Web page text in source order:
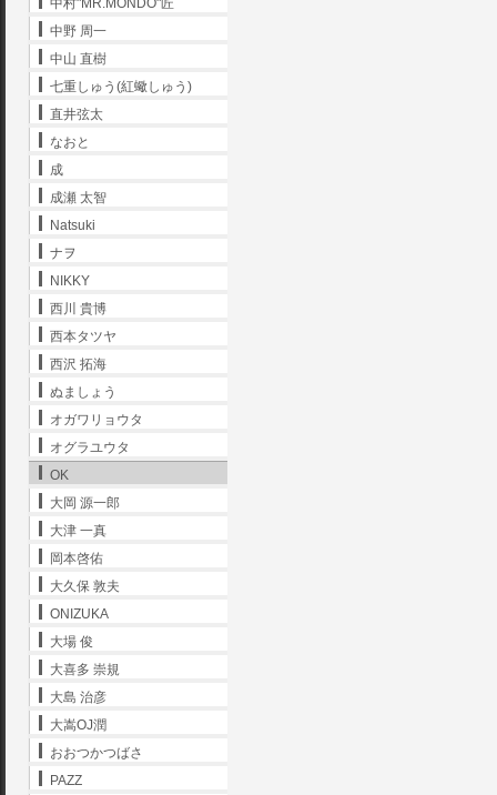
中村"MR.MONDO"匠
中野 周一
中山 直樹
七重しゅう(紅蠍しゅう)
直井弦太
なおと
成
成瀬 太智
Natsuki
ナヲ
NIKKY
西川 貴博
西本タツヤ
西沢 拓海
ぬましょう
オガワリョウタ
オグラユウタ
OK
大岡 源一郎
大津 一真
岡本啓佑
大久保 敦夫
ONIZUKA
大場 俊
大喜多 崇規
大島 治彦
大嵩OJ潤
おおつかつばさ
PAZZ